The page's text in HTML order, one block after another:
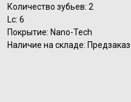
Количество зубьев: 2
Lc: 6
Покрытие: Nano-Tech
Наличие на складе: Предзаказ